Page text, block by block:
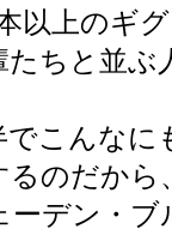
以上のギ
たちと並ぶ
でこんな
るのだから
ーデン・ブ